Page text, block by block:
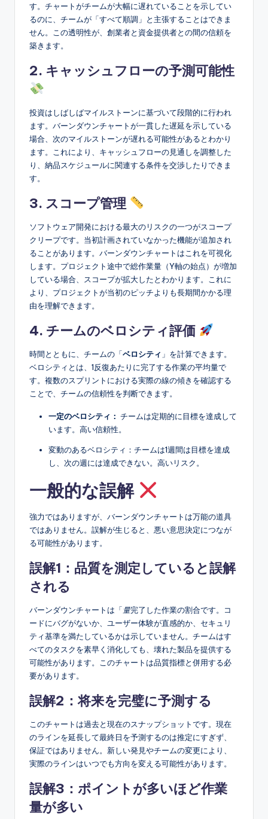
す。チャートがチームが大幅に遅れていることを示してい
るのに、チームが「すべて順調」と主張することはできま
せん。この透明性が、創業者と資金提供者との間の信頼を
築きます。
2. キャッシュフローの予測可能性
投資はしばしばマイルストーンに基づいて段階的に行われ
ます。バーンダウンチャートが一貫した遅延を示している
場合、次のマイルストーンが遅れる可能性があるとわかり
ます。これにより、キャッシュフローの見通しを調整した
り、納品スケジュールに関連する条件を交渉したりできま
す。
3. スコープ管理
ソフトウェア開発における最大のリスクの一つがスコープ
クリープです。当初計画されていなかった機能が追加され
ることがあります。バーンダウンチャートはこれを可視化
します。プロジェクト途中で総作業量（Y軸の始点）が増加
している場合、スコープが拡大したとわかります。これに
より、プロジェクトが当初のピッチよりも長期間かかる理
由を理解できます。
4. チームのベロシティ評価
時間とともに、チームの「ベロシティ 」を計算できます。
ベロシティとは、1反復あたりに完了する作業の平均量で
す。複数のスプリントにおける実際の線の傾きを確認する
ことで、チームの信頼性を判断できます。
一定のベロシティ： チームは定期的に目標を達成して
います。高い信頼性。
変動のあるベロシティ：チームは1週間は目標を達成
し、次の週には達成できない。高いリスク。
一般的な誤解
強力ではありますが、バーンダウンチャートは万能の道具
ではありません。誤解が生じると、悪い意思決定につなが
る可能性があります。
誤解1：品質を測定していると誤解
される
バーンダウンチャートは「量完了した作業の割合です。コ
ードにバグがないか、ユーザー体験が直感的か、セキュリ
ティ基準を満たしているかは示していません。チームはす
べてのタスクを素早く消化しても、壊れた製品を提供する
可能性があります。このチャートは品質指標と併用する必
要があります。
誤解2：将来を完璧に予測する
このチャートは過去と現在のスナップショットです。現在
のラインを延長して最終日を予測するのは推定にすぎず、
保証ではありません。新しい発見やチームの変更により、
実際のラインはいつでも方向を変える可能性があります。
誤解3：ポイントが多いほど作業
量が多い